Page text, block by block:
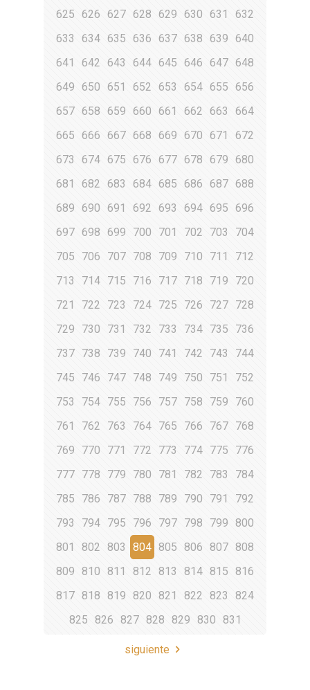
625
626 627 628 629 630 631
632
633
634 635 636 637 638 639 640
641
642 643 644 645 646 647 648
649
650 651 652 653 654 655 656
657 658 659 660 661 662 663
664
665
666 667 668 669 670 671
672
673
674 675 676 677 678 679
680
681
682 683 684 685 686 687 688
689
690 691 692 693 694 695
696
697 698 699 700 701 702 703
704
705
706 707 708 709 710 711
712
713
714 715 716 717 718 719
720
721
722 723 724 725 726 727 728
729
730 731 732 733 734 735
736
737 738 739 740 741 742 743
744
745
746 747 748 749 750 751
752
753
754 755 756 757 758 759
760
761
762 763 764 765 766 767 768
769
770 771 772 773 774 775
776
777 778 779 780 781 782 783
784
785
786 787 788 789 790 791
792
793
794 795 796 797 798 799
800
801
802 803 804 805 806 807 808
809
810 811 812 813 814 815
816
817 818 819 820 821 822 823
824
825
826 827 828 829 830 831
siguiente